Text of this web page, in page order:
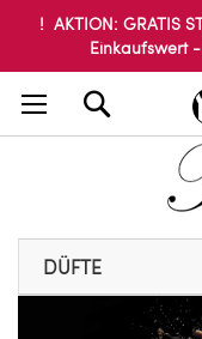
! AKTION: GRATIS
Einkaufswert
DÜFTE